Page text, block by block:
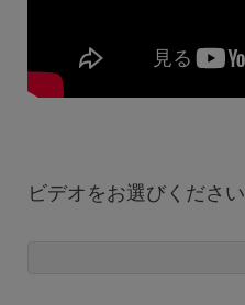
ビデオをお選びください